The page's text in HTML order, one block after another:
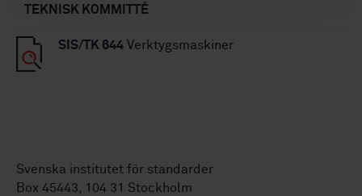
TEKNISK KOMMITTÉ
SIS/TK 644 Verktygsmaskiner
Svenska institutet för standarder
Box 45443, 104 31 Stockholm